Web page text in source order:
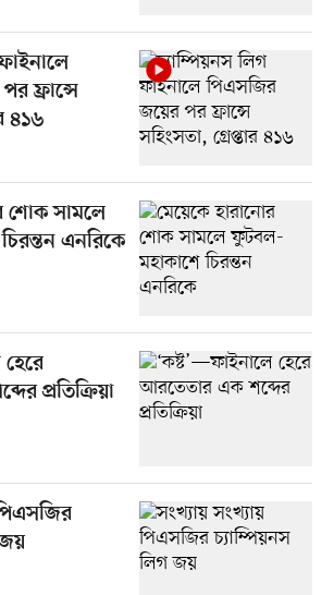
ফ্রান্সে
৪১৬
শোক সামলে
এনরিকে
প্রতিক্রিয়া